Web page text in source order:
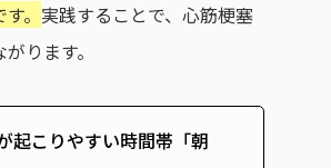
。 実践することで、心筋梗塞
ります。
起こりやすい時間帯「朝